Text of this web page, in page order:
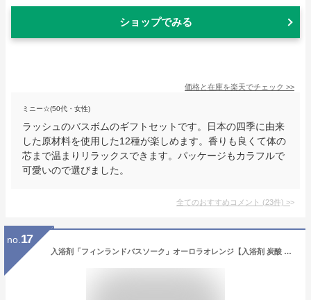
ショップでみる
価格と在庫を楽天でチェック >>
ミニー☆(50代・女性)
ラッシュのバスボムのギフトセットです。日本の四季に由来
した原材料を使用した12種が楽しめます。香りも良くて体の
芯まで温まりリラックスできます。パッケージもカラフルで
可愛いので選びました。
全てのおすすめコメント (23件) >
no. 17
入浴剤「フィンランドバスソーク」オーロラオレンジ【入浴剤 炭酸 発泡 パスパウダー 粉末 気泡 濃厚 発汗 温熱 リラックス あったか ポカポカ 半身浴 温浴効果 プチギフト ギフト プレゼント バスサーク ミルキー 北欧 国産 日本製 チャーリー】【あす楽】